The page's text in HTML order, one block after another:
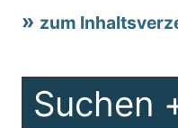
zum
Suchen